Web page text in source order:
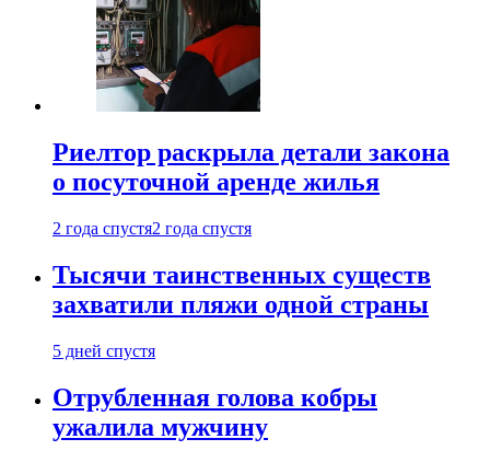
Риелтор раскрыла детали закона
о посуточной аренде жилья
2 года спустя2 года спустя
Тысячи таинственных существ
захватили пляжи одной страны
5 дней спустя
Отрубленная голова кобры
ужалила мужчину